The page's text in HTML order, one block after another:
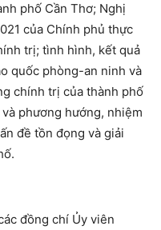
phố Cần Thơ; Nghị
của Chính phủ thực
trị; tình hình, kết quả
quốc phòng-an ninh và
chính trị của thành phố
phương hướng, nhiệm
đề tồn đọng và giải
đồng chí Ủy viên